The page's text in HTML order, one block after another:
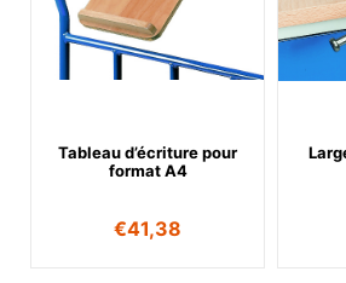
Tableau d’écriture pour
format A4
€41,38